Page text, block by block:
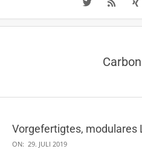
Vorgefertigtes, modulares
2019-
ON: 29. JULI 2019